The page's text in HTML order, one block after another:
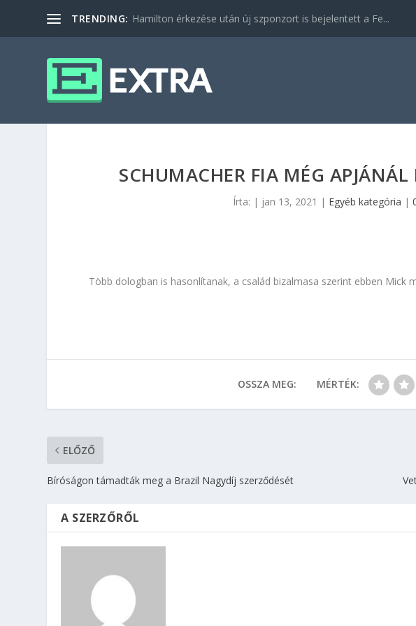
TRENDING: Hamilton érkezése után új szponzort is bejelentett a Fe...
SCHUMACHER FIA MÉG
Írta: | jan 13, 2021 | Egyéb kategória |
Több dologban is hasonlítanak, a család bizalmasa szerint ebben Mick
OSSZA MEG: MÉRTÉK:
ELŐZŐ
Bíróságon támadták meg a Brazil Nagydíj szerződését
A SZERZŐRŐL